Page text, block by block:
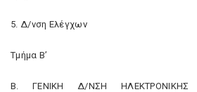
5. Δ/νση Ελέγχων
Τμήμα Β’
Β. ΓΕΝΙΚΗ Δ/ΝΣΗ ΗΛΕΚΤΡΟΝΙΚΗΣ